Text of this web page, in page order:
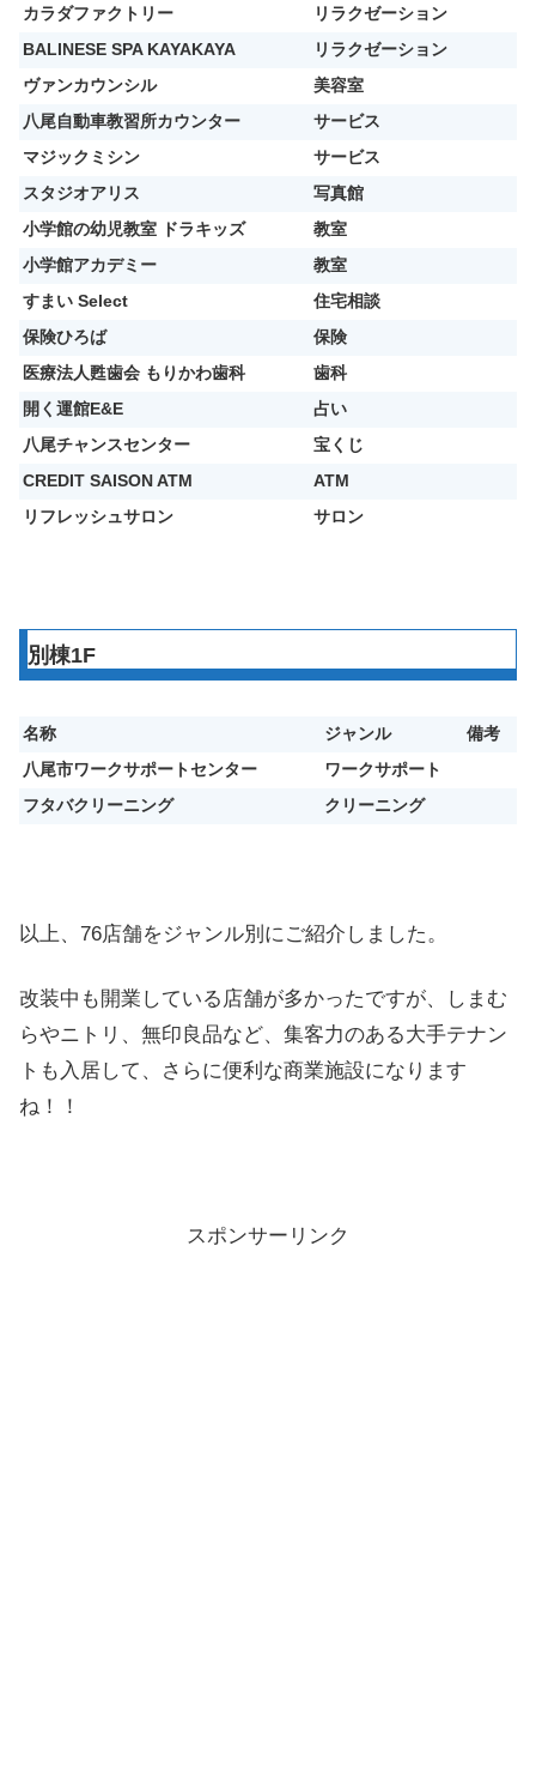
カラダファクトリー
リラクゼーション
BALINESE SPA KAYAKAYA
リラクゼーション
ヴァンカウンシル
美容室
八尾自動車教習所カウンター
サービス
マジックミシン
サービス
スタジオアリス
写真館
小学館の幼児教室 ドラキッズ
教室
小学館アカデミー
教室
すまい Select
住宅相談
保険ひろば
保険
医療法人甦歯会 もりかわ歯科
歯科
開く運館E&E
占い
八尾チャンスセンター
宝くじ
CREDIT SAISON ATM
ATM
リフレッシュサロン
サロン
別棟1F
名称 ジャンル
備考
八尾市ワークサポートセンター
ワークサポート
フタバクリーニング
クリーニング
以上、76店舗をジャンル別にご紹介しました。
改装中も開業している店舗が多かったですが、しまむ
らやニトリ、無印良品など、集客力のある大手テナン
トも入居して、さらに便利な商業施設になります
ね！！
スポンサーリンク